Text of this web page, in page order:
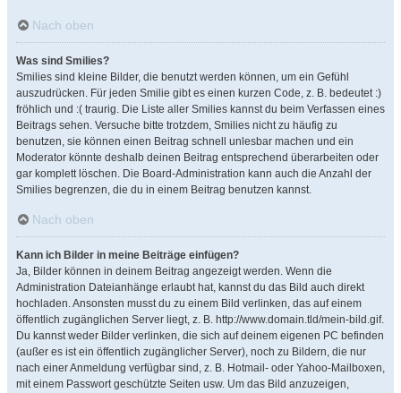
Nach oben
Was sind Smilies?
Smilies sind kleine Bilder, die benutzt werden können, um ein Gefühl
auszudrücken. Für jeden Smilie gibt es einen kurzen Code, z. B. bedeutet :)
fröhlich und :( traurig. Die Liste aller Smilies kannst du beim Verfassen eines
Beitrags sehen. Versuche bitte trotzdem, Smilies nicht zu häufig zu
benutzen, sie können einen Beitrag schnell unlesbar machen und ein
Moderator könnte deshalb deinen Beitrag entsprechend überarbeiten oder
gar komplett löschen. Die Board-Administration kann auch die Anzahl der
Smilies begrenzen, die du in einem Beitrag benutzen kannst.
Nach oben
Kann ich Bilder in meine Beiträge einfügen?
Ja, Bilder können in deinem Beitrag angezeigt werden. Wenn die
Administration Dateianhänge erlaubt hat, kannst du das Bild auch direkt
hochladen. Ansonsten musst du zu einem Bild verlinken, das auf einem
öffentlich zugänglichen Server liegt, z. B. http://www.domain.tld/mein-bild.gif.
Du kannst weder Bilder verlinken, die sich auf deinem eigenen PC befinden
(außer es ist ein öffentlich zugänglicher Server), noch zu Bildern, die nur
nach einer Anmeldung verfügbar sind, z. B. Hotmail- oder Yahoo-Mailboxen,
mit einem Passwort geschützte Seiten usw. Um das Bild anzuzeigen,